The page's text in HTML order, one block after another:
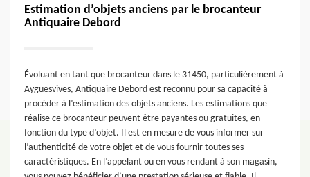
Estimation d’objets anciens par le brocanteur
Antiquaire Debord
Évoluant en tant que brocanteur dans le 31450, particulièrement à
Ayguesvives, Antiquaire Debord est reconnu pour sa capacité à
procéder à l’estimation des objets anciens. Les estimations que
réalise ce brocanteur peuvent être payantes ou gratuites, en
fonction du type d’objet. Il est en mesure de vous informer sur
l’authenticité de votre objet et de vous fournir toutes ses
caractéristiques. En l’appelant ou en vous rendant à son magasin,